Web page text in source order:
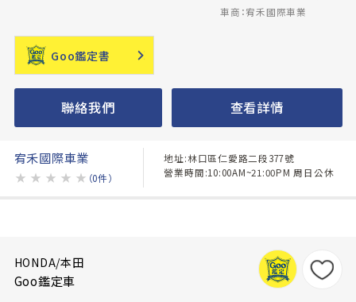
車商：宥禾國際車業
Goo鑑定書
聯絡我們 查看詳情
宥禾國際車業
★ ★ ★ ★ ★ （0件）
地址:林口區仁愛路二段377號
營業時間:10:00AM~21:00PM 周日公休
HONDA/本田
Goo鑑定車